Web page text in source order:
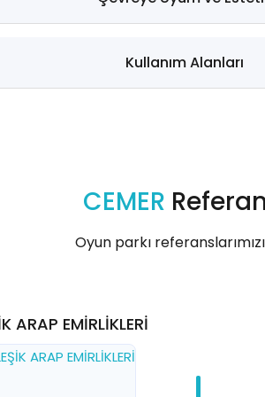
Kullanım Alanları
CEMER
Oyun parkı
ARAP EMİRLİKLERİ